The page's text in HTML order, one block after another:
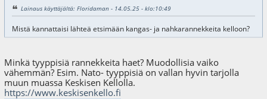
Lainaus käyttäjältä: Floridaman - 14.05.25 - klo:10:49
Mistä kannattaisi lähteä etsimään kangas- ja nahkarannekkeita kelloon?
Minkä tyyppisiä rannekkeita haet? Muodollisia vaiko
vähemmän? Esim. Nato- tyyppisiä on vallan hyvin tarjolla
muun muassa Keskisen Kellolla.
https://www.keskisenkello.fi